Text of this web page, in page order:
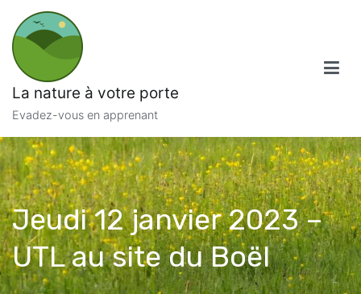
contenu
La nature à votre porte
Evadez-vous en apprenant
Jeudi 12 janvier 2023 –
UTL au site du Boël